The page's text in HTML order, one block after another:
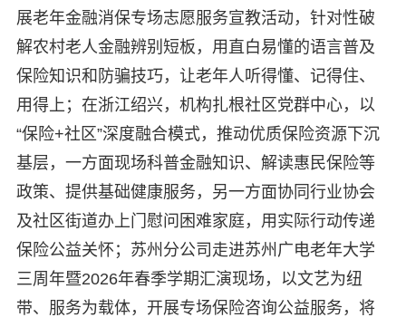
展老年金融消保专场志愿服务宣教活动，针对性破
解农村老人金融辨别短板，用直白易懂的语言普及
保险知识和防骗技巧，让老年人听得懂、记得住、
用得上；在浙江绍兴，机构扎根社区党群中心，以
“保险+社区”深度融合模式，推动优质保险资源下沉
基层，一方面现场科普金融知识、解读惠民保险等
政策、提供基础健康服务，另一方面协同行业协会
及社区街道办上门慰问困难家庭，用实际行动传递
保险公益关怀；苏州分公司走进苏州广电老年大学
三周年暨2026年春季学期汇演现场，以文艺为纽
带、服务为载体，开展专场保险咨询公益服务，将